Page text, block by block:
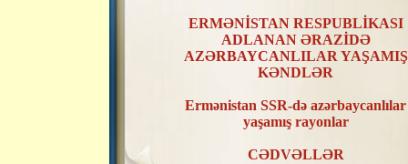
ERMƏNİSTAN RESPUBLİKASI
ADLANAN ƏRAZİDƏ
AZƏRBAYCANLILAR YAŞAMIŞ
KƏNDLƏR
Ermənistan SSR-də azərbaycanlılar
yaşamış rayonlar
CƏDVƏLLƏR